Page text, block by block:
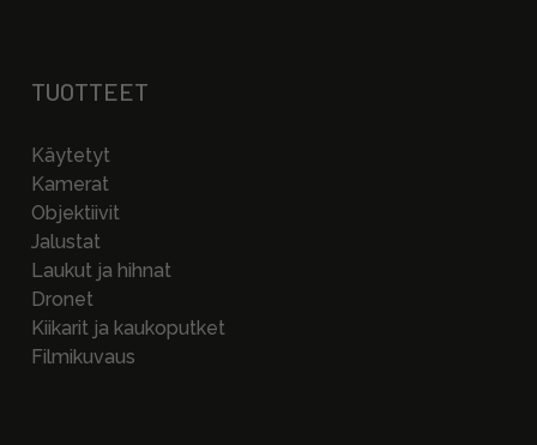
TUOTTEET
Käytetyt
Kamerat
Objektiivit
Jalustat
Laukut ja hihnat
Dronet
Kiikarit ja kaukoputket
Filmikuvaus